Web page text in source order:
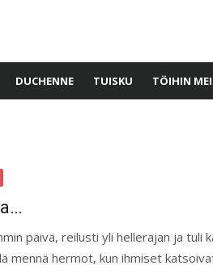
DUCHENNE TUISKU TÖIHIN
päivä, reilusti yli hellerajan ja tuli
mennä hermot, kun ihmiset